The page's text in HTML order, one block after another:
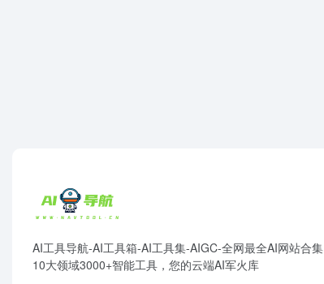
AI工具导航-AI工具箱-AI工具集-AIGC-全网最全AI网站合
10大领域3000+智能工具，您的云端AI军火库